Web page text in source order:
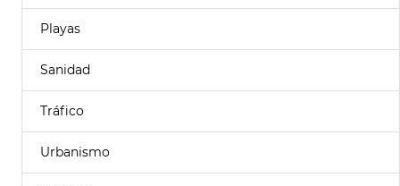
Playas
Sanidad
Tráfico
Urbanismo